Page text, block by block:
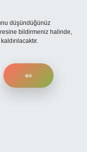
düşündüğünüz
bildirmeniz halinde,